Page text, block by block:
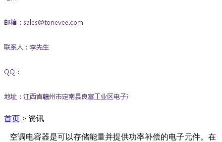
首页 > 资讯
空调电容器是可以存储能量并提供功率补偿的电子元件。在